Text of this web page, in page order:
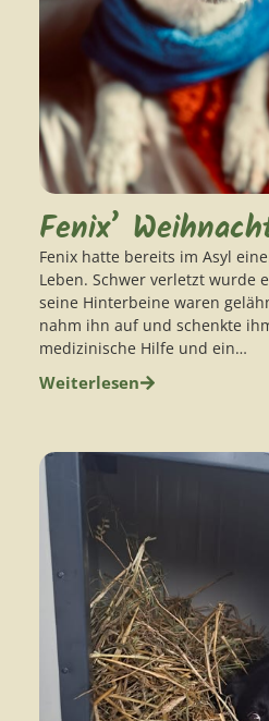
Fenix’
Fenix hatte bereits im Asyl
Leben. Schwer verletzt wurde
seine Hinterbeine waren
nahm ihn auf und schenkte
medizinische Hilfe und ein…
Weiterlesen